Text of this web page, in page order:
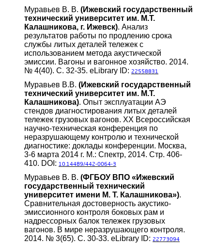
Муравьев В. В. (Ижевский государственный
технический университет им. М.Т.
Калашникова, г. Ижевск). Анализ
результатов работы по продлению срока
службы литых деталей тележек с
использованием метода акустической
эмиссии. Вагоны и вагонное хозяйство. 2014.
№ 4(40). С. 32-35. eLibrary ID: 22558831
Муравьев В.В. (Ижевский государственный
технический университет им. М.Т.
Калашникова). Опыт эксплуатации АЭ
стендов диагностирования литых деталей
тележек грузовых вагонов. XX Всероссийская
научно-техническая конференция по
неразрушающему контролю и технической
диагностике: доклады конференции. Москва,
3-6 марта 2014 г. М.: Спектр, 2014. Стр. 406-
410. DOI: 10.14489/442-0064-3
Муравьев В. В. (ФГБОУ ВПО «Ижевский
государственный технический
университет имени М. Т. Калашникова»).
Сравнительная достоверность акустико-
эмиссионного контроля боковых рам и
надрессорных балок тележек грузовых
вагонов. В мире неразрушающего контроля.
2014. № 3(65). С. 30-33. eLibrary ID: 22773094